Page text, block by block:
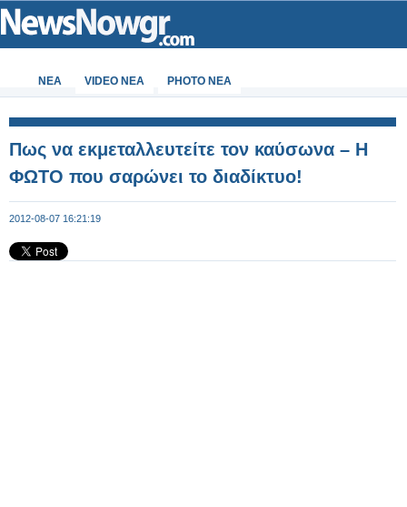
ΝΕΑ VIDEO NEA PHOTO NEA
Πως να εκμεταλλευτείτε τον καύσωνα – Η
ΦΩΤΟ που σαρώνει το διαδίκτυο!
2012-08-07 16:21:19